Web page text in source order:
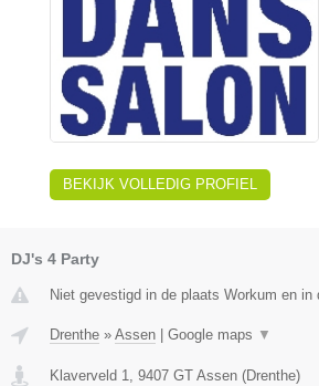
BEKIJK VOLLEDIG PROFIEL
DJ's 4 Party
Niet gevestigd in de plaats Workum en in
Drenthe » Assen Google maps ▼
Klaverveld 1, 9407 GT Assen (Drenthe)